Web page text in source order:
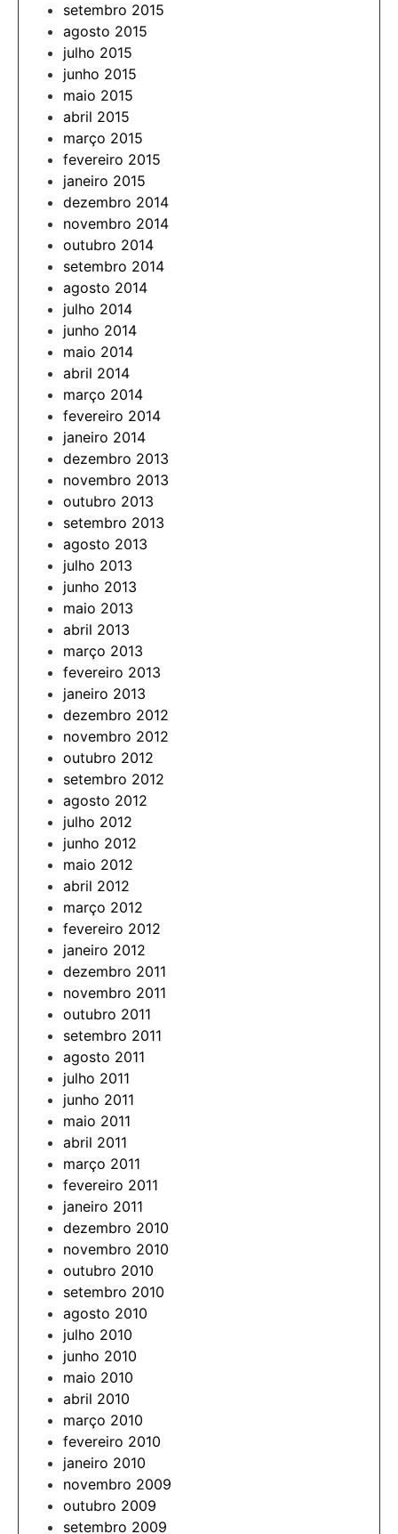
setembro 2015
agosto 2015
julho 2015
junho 2015
maio 2015
abril 2015
março 2015
fevereiro 2015
janeiro 2015
dezembro 2014
novembro 2014
outubro 2014
setembro 2014
agosto 2014
julho 2014
junho 2014
maio 2014
abril 2014
março 2014
fevereiro 2014
janeiro 2014
dezembro 2013
novembro 2013
outubro 2013
setembro 2013
agosto 2013
julho 2013
junho 2013
maio 2013
abril 2013
março 2013
fevereiro 2013
janeiro 2013
dezembro 2012
novembro 2012
outubro 2012
setembro 2012
agosto 2012
julho 2012
junho 2012
maio 2012
abril 2012
março 2012
fevereiro 2012
janeiro 2012
dezembro 2011
novembro 2011
outubro 2011
setembro 2011
agosto 2011
julho 2011
junho 2011
maio 2011
abril 2011
março 2011
fevereiro 2011
janeiro 2011
dezembro 2010
novembro 2010
outubro 2010
setembro 2010
agosto 2010
julho 2010
junho 2010
maio 2010
abril 2010
março 2010
fevereiro 2010
janeiro 2010
novembro 2009
outubro 2009
setembro 2009